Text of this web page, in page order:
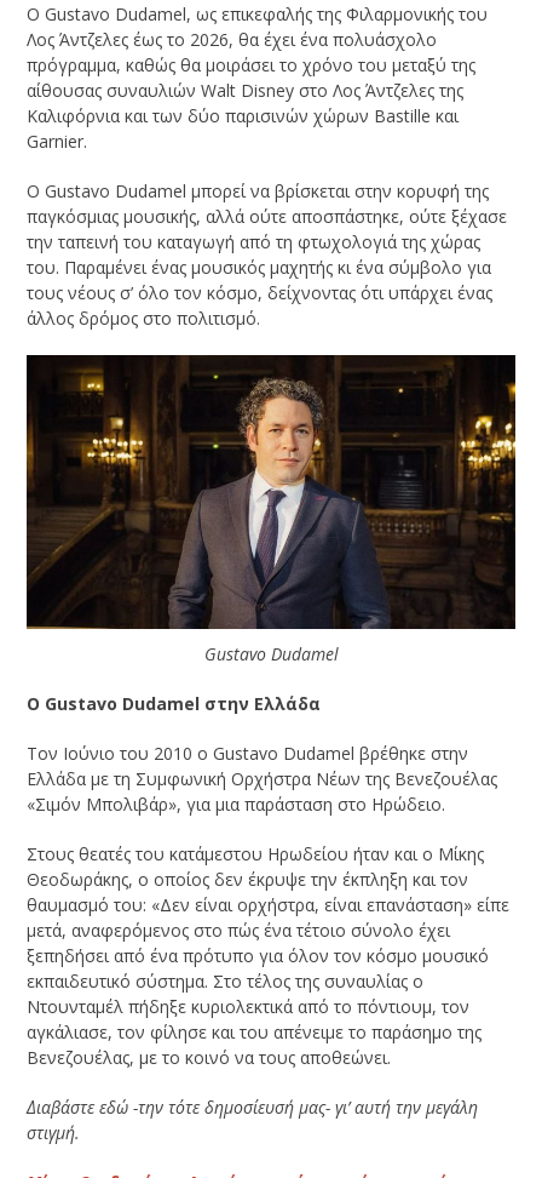
Ο Gustavo Dudamel, ως επικεφαλής της Φιλαρμονικής του
Λος Άντζελες έως το 2026, θα έχει ένα πολυάσχολο
πρόγραμμα, καθώς θα μοιράσει το χρόνο του μεταξύ της
αίθουσας συναυλιών Walt Disney στο Λος Άντζελες της
Καλιφόρνια και των δύο παρισινών χώρων Bastille και
Garnier.
Ο Gustavo Dudamel μπορεί να βρίσκεται στην κορυφή της
παγκόσμιας μουσικής, αλλά ούτε αποσπάστηκε, ούτε ξέχασε
την ταπεινή του καταγωγή από τη φτωχολογιά της χώρας
του. Παραμένει ένας μουσικός μαχητής κι ένα σύμβολο για
τους νέους σ’ όλο τον κόσμο, δείχνοντας ότι υπάρχει ένας
άλλος δρόμος στο πολιτισμό.
Gustavo Dudamel
Ο Gustavo Dudamel στην Ελλάδα
Τον Ιούνιο του 2010 ο Gustavo Dudamel βρέθηκε στην
Ελλάδα με τη Συμφωνική Ορχήστρα Νέων της Βενεζουέλας
«Σιμόν Μπολιβάρ», για μια παράσταση στο Ηρώδειο.
Στους θεατές του κατάμεστου Ηρωδείου ήταν και ο Μίκης
Θεοδωράκης, ο οποίος δεν έκρυψε την έκπληξη και τον
θαυμασμό του: «Δεν είναι ορχήστρα, είναι επανάσταση» είπε
μετά, αναφερόμενος στο πώς ένα τέτοιο σύνολο έχει
ξεπηδήσει από ένα πρότυπο για όλον τον κόσμο μουσικό
εκπαιδευτικό σύστημα. Στο τέλος της συναυλίας ο
Ντουνταμέλ πήδηξε κυριολεκτικά από το πόντιουμ, τον
αγκάλιασε, τον φίλησε και του απένειμε το παράσημο της
Βενεζουέλας, με το κοινό να τους αποθεώνει.
Διαβάστε εδώ -την τότε δημοσίευσή μας- γι’ αυτή την μεγάλη
στιγμή.